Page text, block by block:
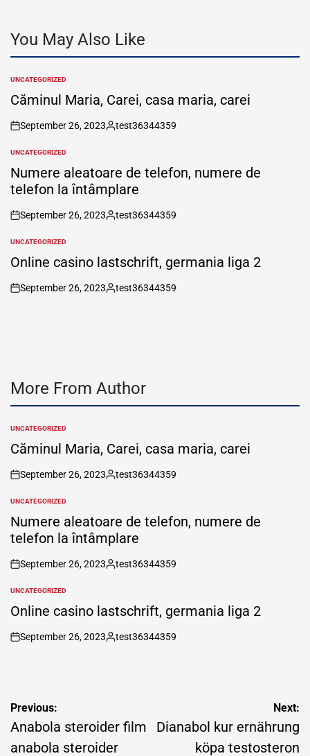
You May Also Like
POSTED
IN
UNCATEGORIZED
Căminul Maria, Carei, casa maria, carei
on
September 26, 2023
Posted
test36344359
POSTED
IN
UNCATEGORIZED
Numere aleatoare de telefon, numere de
telefon la întâmplare
on
September 26, 2023
Posted
test36344359
POSTED
IN
UNCATEGORIZED
Online casino lastschrift, germania liga 2
on
September 26, 2023
Posted
test36344359
More From Author
POSTED
IN
UNCATEGORIZED
Căminul Maria, Carei, casa maria, carei
on
September 26, 2023
Posted
test36344359
POSTED
IN
UNCATEGORIZED
Numere aleatoare de telefon, numere de
telefon la întâmplare
on
September 26, 2023
Posted
test36344359
POSTED
IN
UNCATEGORIZED
Online casino lastschrift, germania liga 2
on
September 26, 2023
Posted
test36344359
Post
navigation
Previous:
Anabola steroider film
anabola steroider
Next:
Dianabol kur ernährung
köpa testosteron